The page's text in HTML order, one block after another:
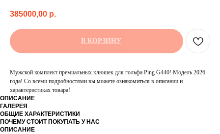
385000,00 р.
В КОРЗИНУ
Мужской комплект премиальных клюшек для гольфа Ping G440! Модель 2026
года! Со всеми подробностями вы можете ознакомиться в описании и
характеристиках товара!
ОПИСАНИЕ
ГАЛЕРЕЯ
ОБЩИЕ ХАРАКТЕРИСТИКИ
ПОЧЕМУ СТОИТ ПОКУПАТЬ У НАС
ОПИСАНИЕ